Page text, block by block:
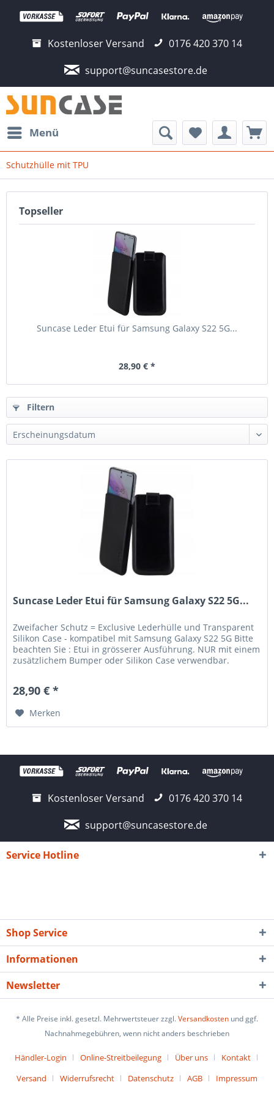
Kostenloser Versand
0176 420 370 14
support@suncasestore.de
Menü
Schutzhülle mit TPU
Topseller
Suncase Leder Etui für Samsung Galaxy S22 5G...
28,90 € *
Filtern
Suncase Leder Etui für Samsung Galaxy S22 5G...
Zweifacher Schutz = Exclusive Lederhülle und Transparent
Silikon Case - kompatibel mit Samsung Galaxy S22 5G Bitte
beachten Sie : Etui in grösserer Ausführung. NUR mit einem
zusätzlichem Bumper oder Silikon Case verwendbar.
28,90 € *
Merken
Kostenloser Versand
0176 420 370 14
support@suncasestore.de
Service Hotline
Shop Service
Informationen
Newsletter
* Alle Preise inkl. gesetzl. Mehrwertsteuer zzgl.Versandkosten und ggf.
Nachnahmegebühren, wenn nicht anders beschrieben
Händler-Login Online-Streitbeilegung Über uns
Kontakt
Versand
Widerrufsrecht Datenschutz AGB Impressum